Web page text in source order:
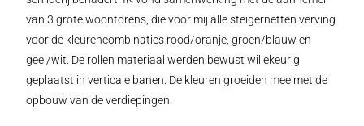
van 3 grote woontorens, die voor mij alle steigernetten verving
voor de kleurencombinaties rood/oranje, groen/blauw en
geel/wit. De rollen materiaal werden bewust willekeurig
geplaatst in verticale banen. De kleuren groeiden mee met de
opbouw van de verdiepingen.